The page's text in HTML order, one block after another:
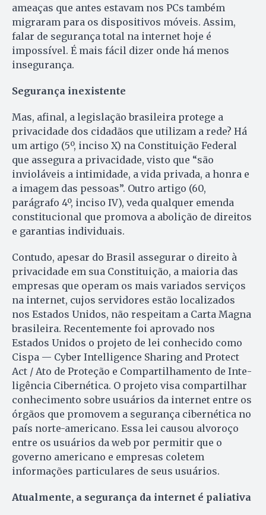
ameaças que antes estavam nos PCs também
migraram para os dispositivos móveis. Assim,
falar de segurança total na internet hoje é
impossível. É mais fácil dizer onde há menos
insegurança.
Segurança inexistente
Mas, afinal, a legislação brasileira protege a
privacidade dos cidadãos que utilizam a rede? Há
um artigo (5º, inciso X) na Consti­tuição Federal
que assegura a privacidade, visto que “são
invioláveis a intimidade, a vida privada, a honra e
a imagem das pessoas”. Outro artigo (60,
parágrafo 4º, inciso IV), veda qualquer emenda
constitucional que promova a abolição de direitos
e garantias individuais.
Contudo, apesar do Bra­sil assegurar o direito à
privacidade em sua Constituição, a maioria das
empresas que operam os mais variados serviços
na internet, cujos servidores estão localizados
nos Estados Unidos, não respeitam a Carta Magna
brasileira. Recentemente foi aprovado nos
Estados Unidos o projeto de lei conhecido como
Cispa — Cyber Intelli­gen­ce Sharing and Protect
Act / Ato de Proteção e Compar­ti­lha­­mento de Inte­
ligência Ci­ber­nética. O projeto visa compartilhar
conhecimento sobre usuários da internet entre os
órgãos que promovem a segurança cibernética no
país norte-americano. Essa lei causou alvoroço
entre os usuários da web por permitir que o
governo americano e empresas coletem
informações particulares de seus usuários.
Atualmente, a segurança da internet é paliativa